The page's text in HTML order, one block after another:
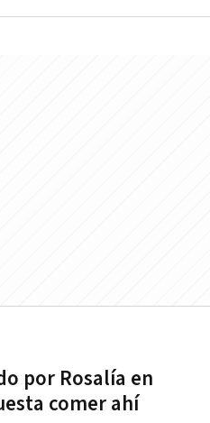
por Rosalía en
comer ahí